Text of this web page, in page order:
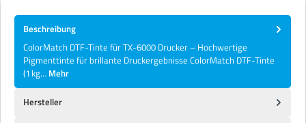
Beschreibung
ColorMatch DTF-Tinte für TX-6000 Drucker – Hochwertige
Pigmenttinte für brillante Druckergebnisse ColorMatch DTF-Tinte
(1 kg… Mehr
Hersteller